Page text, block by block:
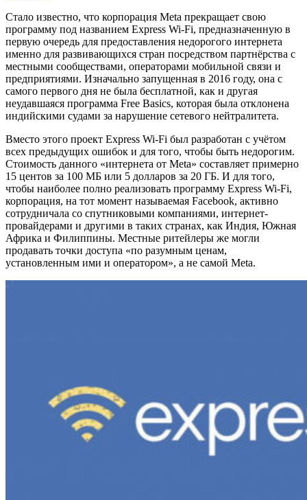
Стало известно, что корпорация Meta прекращает свою
программу под названием Express Wi-Fi, предназначенную в
первую очередь для предоставления недорогого интернета
именно для развивающихся стран посредством партнёрства с
местными сообществами, операторами мобильной связи и
предприятиями. Изначально запущенная в 2016 году, она с
самого первого дня не была бесплатной, как и другая
неудавшаяся программа Free Basics, которая была отклонена
индийскими судами за нарушение сетевого нейтралитета.
Вместо этого проект Express Wi-Fi был разработан с учётом
всех предыдущих ошибок и для того, чтобы быть недорогим.
Стоимость данного «интернета от Meta» составляет примерно
15 центов за 100 МБ или 5 долларов за 20 ГБ. И для того,
чтобы наиболее полно реализовать программу Express Wi-Fi,
корпорация, на тот момент называемая Facebook, активно
сотрудничала со спутниковыми компаниями, интернет-
провайдерами и другими в таких странах, как Индия, Южная
Африка и Филиппины. Местные ритейлеры же могли
продавать точки доступа «по разумным ценам,
установленным ими и оператором», а не самой Meta.